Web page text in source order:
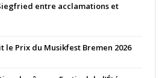
entre acclamations et
le Prix du Musikfest Bremen 2026